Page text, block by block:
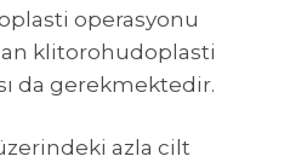
operasyonu
klitorohudoplasti
da gerekmektedir.
azla cilt